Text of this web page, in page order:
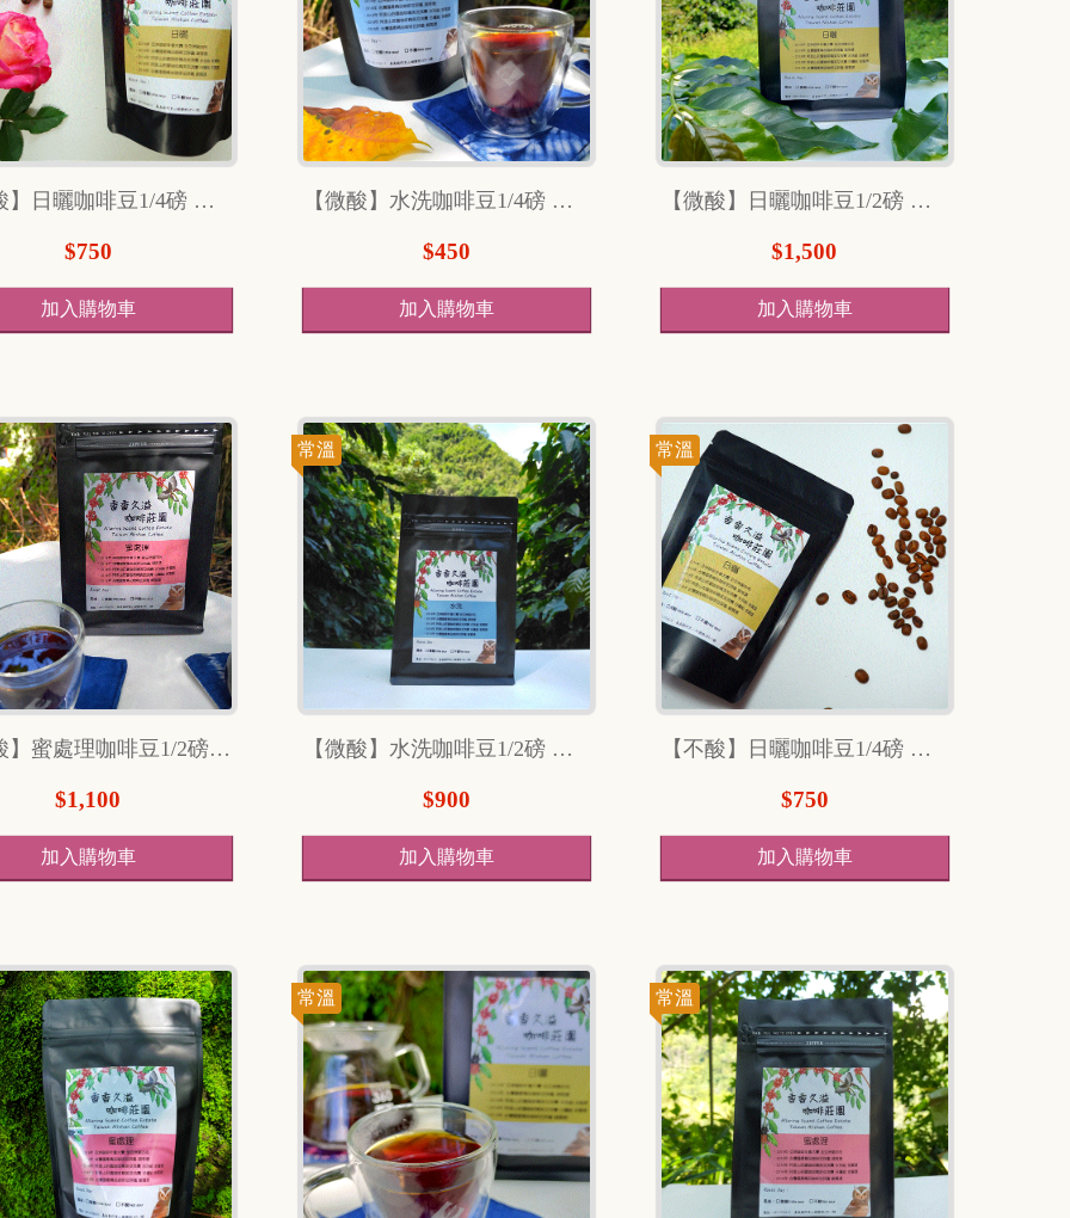
【微酸】日曬咖啡豆1/4磅 （114克）
$750
【微酸】水洗咖啡豆1/4磅 （114克）
$450
【微酸】日曬咖啡豆1/2磅 （240克）
$1,500
【微酸】蜜處理咖啡豆1/2磅（240克）
$1,100
常溫
【微酸】水洗咖啡豆1/2磅 （240克）
$900
常溫
【不酸】日曬咖啡豆1/4磅 （114克）
$750
常溫 常溫